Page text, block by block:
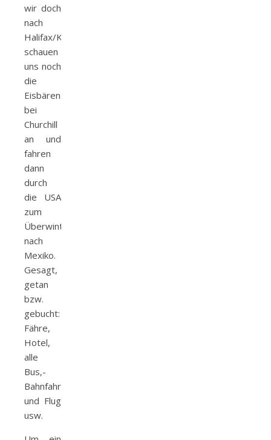
wir doch
nach
Halifax/Kanada,
schauen
uns noch
die
Eisbären
bei
Churchill
an und
fahren
dann
durch
die USA
zum
Überwintern
nach
Mexiko.
Gesagt,
getan
bzw.
gebucht:
Fähre,
Hotel,
alle
Bus,-
Bahnfahrten
und Flug
usw.